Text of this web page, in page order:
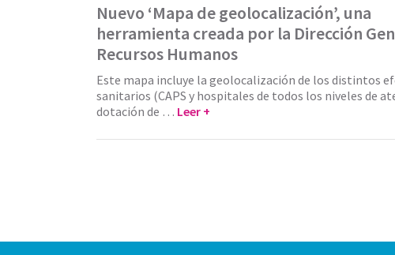
Nuevo ‘Mapa de geolocalización’, una
herramienta creada por la Dirección
Recursos Humanos
Este mapa incluye la geolocalización de los distintos
sanitarios (CAPS y hospitales de todos los niveles de
dotación de … Leer +